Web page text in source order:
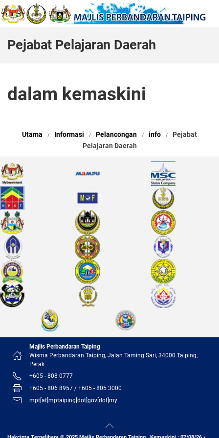
Pejabat Pelajaran Daerah
dalam kemaskini
Utama Informasi Pelancongan info
Pejabat
Pelajaran Daerah
Majlis Perbandaran Taiping
Wisma Perbandaran Taiping, Jalan Taming Sari, 34000 Taiping,
Perak
+605 - 808 0777
+605 - 806 8957 / +605 - 805 3000
mpt[at]mptaiping[dot]gov[dot]my